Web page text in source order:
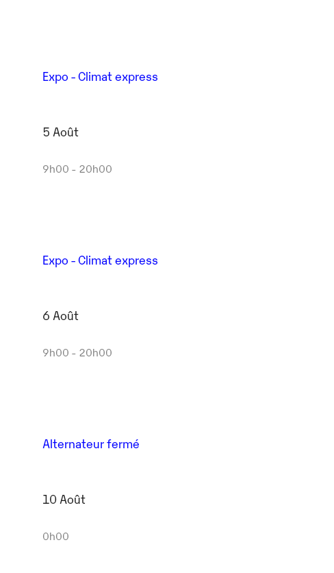
Expo - Climat express
5 Août
9h00 - 20h00
Expo - Climat express
6 Août
9h00 - 20h00
Alternateur fermé
10 Août
0h00